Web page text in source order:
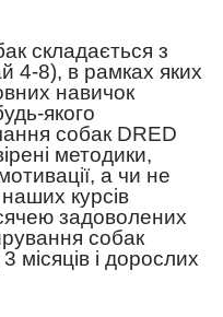
складається з
4-8), в рамках яких
навичок
якого
собак DRED
методики,
а чи не
курсів
задоволених
собак
місяців і дорослих